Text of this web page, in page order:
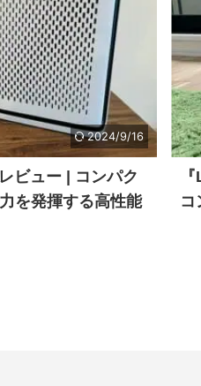
2024/9/16
ビュー | コンパク
を発揮する高性能
コ